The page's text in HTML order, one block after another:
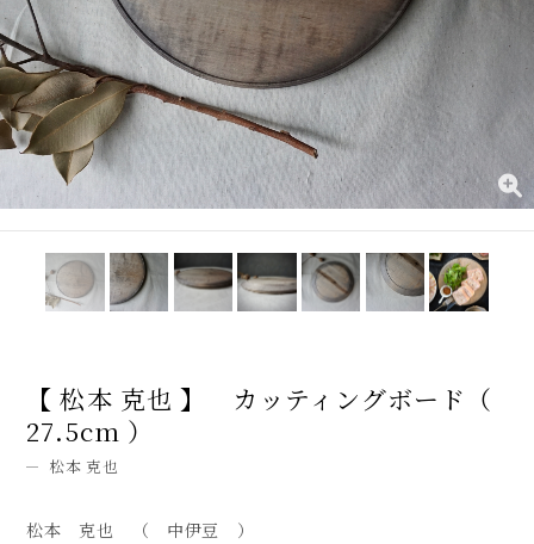
【 松本 克也 】 カッティングボード（
27.5cm ）
松本 克也
松本 克也 （ 中伊豆 ）